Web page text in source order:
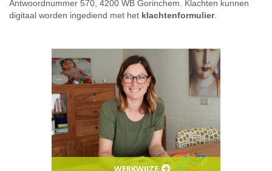
Antwoordnummer 570, 4200 WB Gorinchem. Klachten kunnen
digitaal worden ingediend met het klachtenformulier.
WERKWIJZE